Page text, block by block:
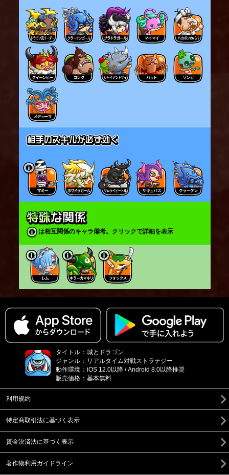
は相互関係のキャラ備考。クリックで詳細を表示
タイトル ： 城とドラゴン
ジャンル ： リアルタイム対戦ストラテジー
動作環境 ： iOS 12.0以降 / Android 8.0以降推奨
販売価格 ： 基本無料
利用規約
特定商取引法に基づく表示
資金決済法に基づく表示
著作物利用ガイドライン